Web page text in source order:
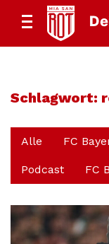
Schlagwort:
Alle FC
Podcast FC